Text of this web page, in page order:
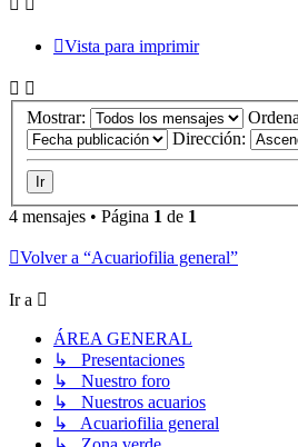
Vista para imprimir
Mostrar:
Dirección:
4 mensajes • Página 1 de 1
Volver a “Acuariofilia general”
Ir a
ÁREA GENERAL
↳ Presentaciones
↳ Nuestro foro
↳ Nuestros acuarios
↳ Acuariofilia general